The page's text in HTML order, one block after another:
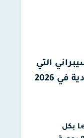
التي
تواجه الشركات السعودية في 2026
أبعاد شاشات Lcd و Led بكل